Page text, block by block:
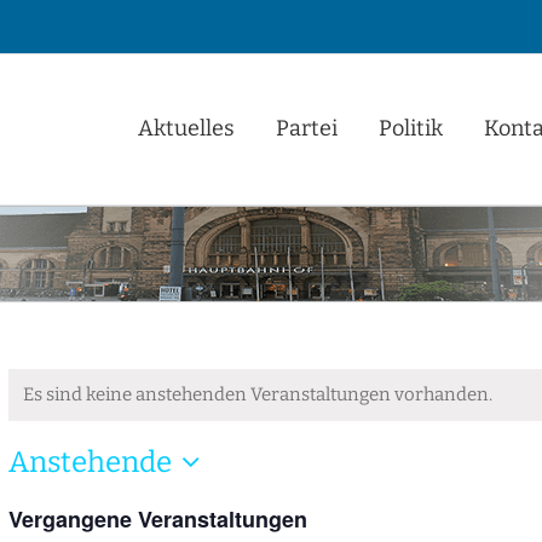
Aktuelles Partei Politik
Es sind keine anstehenden Veranstaltungen vorhanden.
Anstehende
wählen.
Vergangene Veranstaltungen